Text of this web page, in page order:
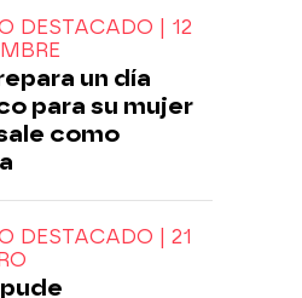
DESTACADO | 12
un día
para su mujer
como
DESTACADO | 21